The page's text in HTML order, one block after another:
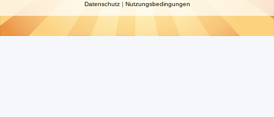
Datenschutz| Nutzungsbedingungen